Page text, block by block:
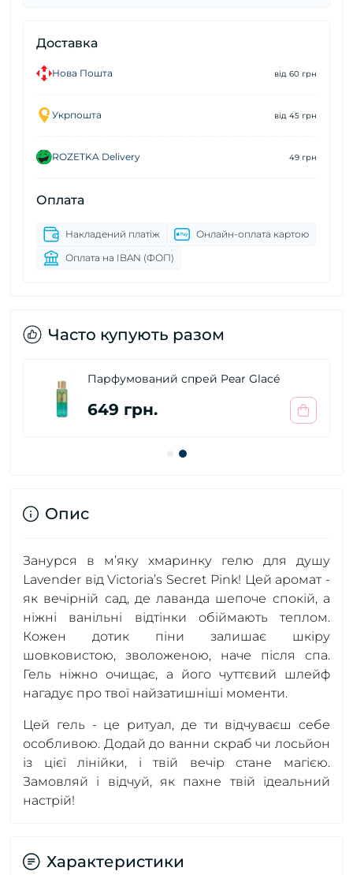
Доставка
Нова Пошта від 60 грн
Укрпошта від 45 грн
ROZETKA Delivery 49 грн
Оплата
Накладений платіж
Онлайн-оплата картою
Оплата на IBAN (ФОП)
Часто купують разом
Парфумований спрей Pear Glacé
649 грн.
Опис
Занурся в м’яку хмаринку гелю для душу
Lavender від Victoria’s Secret Pink! Цей аромат -
як вечірній сад, де лаванда шепоче спокій, а
ніжні ванільні відтінки обіймають теплом.
Кожен дотик піни залишає шкіру
шовковистою, зволоженою, наче після спа.
Гель ніжно очищає, а його чуттєвий шлейф
нагадує про твої найзатишніші моменти.
Цей гель - це ритуал, де ти відчуваєш себе
особливою. Додай до ванни скраб чи лосьйон
із цієї лінійки, і твій вечір стане магією.
Замовляй і відчуй, як пахне твій ідеальний
настрій!
Характеристики